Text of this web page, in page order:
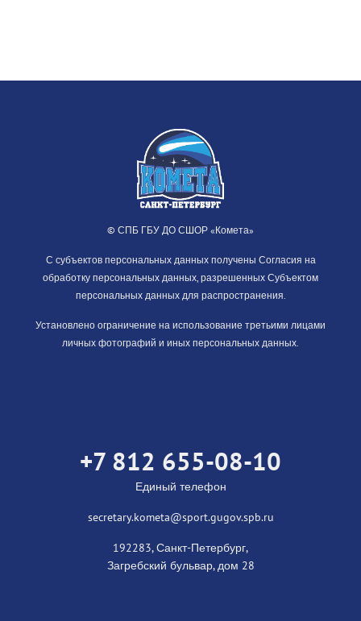
© СПБ ГБУ ДО СШОР «Комета»
С субъектов персональных данных получены Согласия на
обработку персональных данных, разрешенных Субъектом
персональных данных для распространения.
Установлено ограничение на использование третьими лицами
личных фотографий и иных персональных данных.
+7 812 655-08-10
Единый телефон
secretary.kometa@sport.gugov.spb.ru
192283, Санкт-Петербург,
Загребский бульвар, дом 28